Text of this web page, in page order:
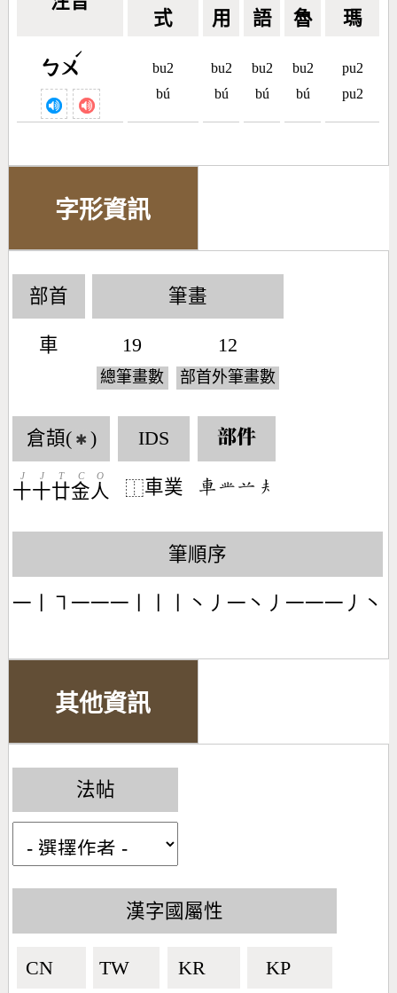
式 用 語 魯 瑪
ㄅㄨ
ˊ
bu2
bú
bu2
bú
bu2
bú
bu2
bú
pu2
pu2
字形資訊
部首
車
筆畫
19
總筆畫數
12
部首外筆畫數
倉頡( ✱ )
十
J
十
J
廿
T
金
C
人
O
IDS
⿰車菐
部件
󶆢󶄹󶂋󶂰
筆順序
一丨㇕一一一丨丨丨丶丿一丶丿一一一丿丶
其他資訊
法帖
漢字國屬性
CN🇨🇳
TW🇹🇼
KR🇰🇷
KP🇰🇵